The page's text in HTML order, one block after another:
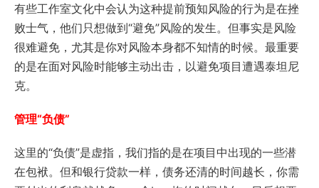
有些工作室文化中会认为这种提前预知风险的行为是在挫
败士气，他们只想做到“避免”风险的发生。但事实是风险
很难避免，尤其是你对风险本身都不知情的时候。最重要
的是在面对风险时能够主动出击，以避免项目遭遇泰坦尼
克。
管理“负债”
这里的“负债”是虚指，我们指的是在项目中出现的一些潜
在包袱。但和银行贷款一样，债务还清的时间越长，你需